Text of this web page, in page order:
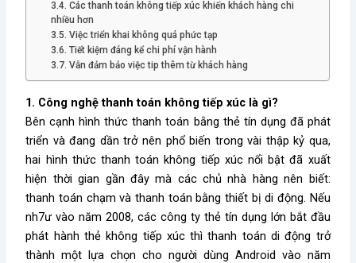
3.4. Các thanh toán không tiếp xúc khiến khách hàng chi
nhiều hơn
3.5. Việc triển khai không quá phức tạp
3.6. Tiết kiệm đáng kể chi phí vận hành
3.7. Vẫn đảm bảo việc tip thêm từ khách hàng
1. Công nghệ thanh toán không tiếp xúc là gì?
Bên cạnh hình thức thanh toán bằng thẻ tín dụng đã phát
triển và đang dần trở nên phổ biến trong vài thập kỷ qua,
hai hình thức thanh toán không tiếp xúc nổi bật đã xuất
hiện thời gian gần đây mà các chủ nhà hàng nên biết:
thanh toán chạm và thanh toán bằng thiết bị di động. Nếu
nh7ư vào năm 2008, các công ty thẻ tín dụng lớn bắt đầu
phát hành thẻ không tiếp xúc thì thanh toán di động trở
thành một lựa chọn cho người dùng Android vào năm